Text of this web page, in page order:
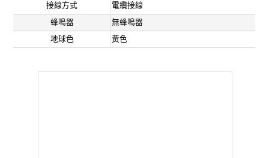
接線方式
電纜接線
蜂鳴器
無蜂鳴器
地球色
黃色